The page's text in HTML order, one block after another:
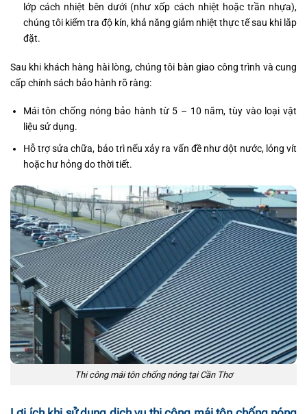
lớp cách nhiệt bên dưới (như xốp cách nhiệt hoặc trần nhựa),
chúng tôi kiểm tra độ kín, khả năng giảm nhiệt thực tế sau khi lắp
đặt.
Sau khi khách hàng hài lòng, chúng tôi bàn giao công trình và cung
cấp chính sách bảo hành rõ ràng:
Mái tôn chống nóng bảo hành từ 5 – 10 năm, tùy vào loại vật
liệu sử dụng.
Hỗ trợ sửa chữa, bảo trì nếu xảy ra vấn đề như dột nước, lỏng vít
hoặc hư hỏng do thời tiết.
Thi công mái tôn chống nóng tại Cần Thơ